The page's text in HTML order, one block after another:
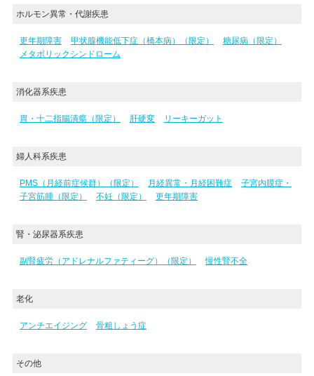
ホルモン異常・代謝疾患
更年期障害 甲状腺機能低下症（橋本病）（限定）
糖尿病（限定）
メタボリックシンドローム
消化器系疾患
胃・十二指腸潰瘍（限定） 肝硬変 リーキーガット
婦人科系疾患
PMS（月経前症候群）（限定） 月経異常・月経困難症
子宮内膜症・
子宮筋腫（限定）
不妊（限定） 更年期障害
腎・泌尿器系疾患
副腎疲労（アドレナルファティーグ）（限定） 慢性腎不全
老化
アンチエイジング 骨粗しょう症
その他